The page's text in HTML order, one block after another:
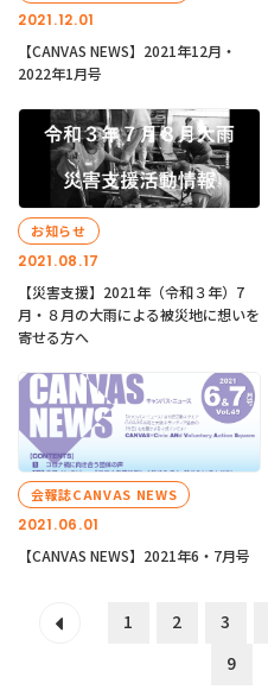
2021.12.01
【CANVAS NEWS】2021年12月・
2022年1月号
2021.08.17
お知らせ
【災害支援】2021年（令和３年）7
月・８月の大雨による被災地に想いを
寄せる方へ
2021.06.01
会報誌CANVAS NEWS
【CANVAS NEWS】2021年6・7月号
1 2 3
9